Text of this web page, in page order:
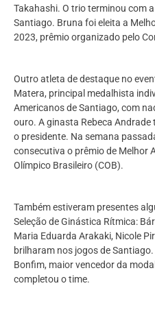
Takahashi. O trio terminou com
Santiago. Bruna foi eleita a
2023, prêmio organizado pelo
Outro atleta de destaque no
Matera, principal medalhista
Americanos de Santiago, com
ouro. A ginasta Rebeca
o presidente. Na semana
consecutiva o prêmio de Melhor
Olímpico Brasileiro (COB).
Também estiveram presentes
Seleção de Ginástica Rítmica:
Maria Eduarda Arakaki, Nicole
brilharam nos jogos de
Bonfim, maior vencedor da
completou o time.